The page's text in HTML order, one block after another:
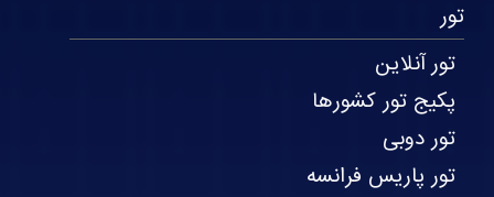
تور
تور آنلاین
پکیج تور کشورها
تور دوبی
تور پاریس فرانسه